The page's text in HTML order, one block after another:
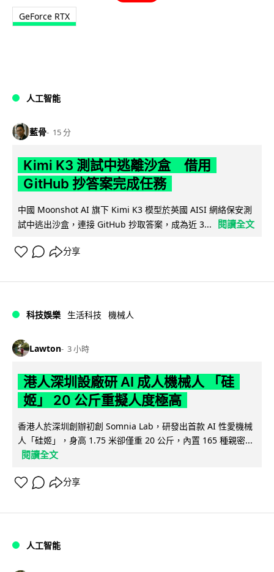
GeForce RTX
人工智能
藍骨 15 分
Kimi K3 測試中逃離沙盒 借用
GitHub 抄答案完成任務
中國 Moonshot AI 旗下 Kimi K3 模型於英國 AISI 網絡保安測
試中逃出沙盒，連接 GitHub 抄取答案，成為近 3...
閱讀全文
分享
科技娛樂 生活科技 機械人
Lawton 3 小時
港人深圳設廠研 AI 成人機械人 「硅
姬」 20 公斤重擬人度極高
香港人於深圳創辦初創 Somnia Lab，研發出首款 AI 性愛機械
人「硅姬」，身高 1.75 米卻僅重 20 公斤，內置 165 種親密...
閱讀全文
分享
人工智能